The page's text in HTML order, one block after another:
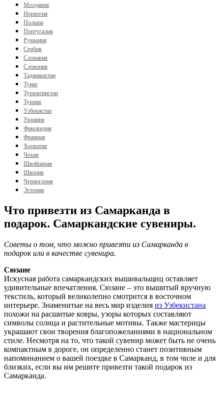
Молдавия
Норвегия
Польша
Португалия
Румыния
Сербия
Словакия
Словения
Таджикистан
Тунис
Туркменистан
Турция
Узбекистан
Украина
Финляндия
Франция
Хорватия
Чехия
Швейцария
Швеция
Черногория
Эстония
Что привезти из Самарканда в
подарок. Самаркандские сувениры.
Советы о том, что можно привезти из Самарканда в
подарок или в качестве сувенира.
Сюзане
Искусная работа самаркандских вышивальщиц оставляет
удивительные впечатления. Сюзане – это вышитый вручную
текстиль, который великолепно смотрится в восточном
интерьере. Знаменитые на весь мир изделия из Узбекистана
похожи на расшитые ковры, узоры которых составляют
символы солнца и растительные мотивы. Также мастерицы
украшают свои творения благопожеланиями в национальном
стиле. Несмотря на то, что такой сувенир может быть не очень
компактным в дороге, он определенно станет позитивным
напоминанием о вашей поездке в Самарканд, в том чиле и для
близких, если вы им решите привезти такой подарок из
Самарканда.